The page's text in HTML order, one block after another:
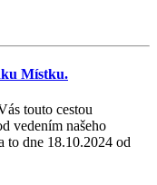
Místku.
touto cestou
vedením našeho
dne 18.10.2024 od